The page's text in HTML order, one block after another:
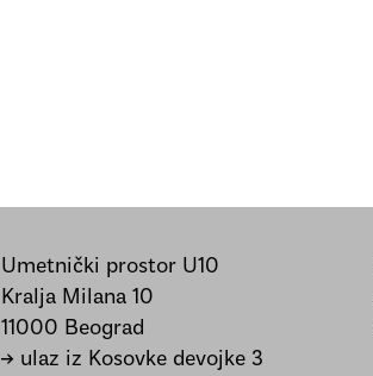
Umetnički prostor U10
Kralja Milana 10
11000 Beograd
→ ulaz iz Kosovke devojke 3